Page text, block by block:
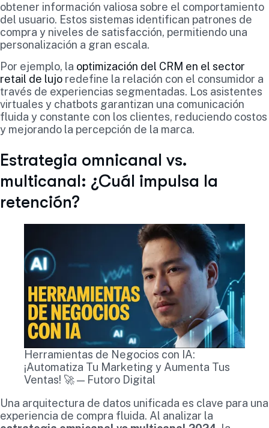
obtener información valiosa sobre el comportamiento
del usuario. Estos sistemas identifican patrones de
compra y niveles de satisfacción, permitiendo una
personalización a gran escala.
Por ejemplo, la optimización del CRM en el sector
retail de lujo redefine la relación con el consumidor a
través de experiencias segmentadas. Los asistentes
virtuales y chatbots garantizan una comunicación
fluida y constante con los clientes, reduciendo costos
y mejorando la percepción de la marca.
Estrategia omnicanal vs.
multicanal: ¿Cuál impulsa la
retención?
Herramientas de Negocios con IA:
¡Automatiza Tu Marketing y Aumenta Tus
Ventas! 🚀 — Futoro Digital
Una arquitectura de datos unificada es clave para una
experiencia de compra fluida. Al analizar la